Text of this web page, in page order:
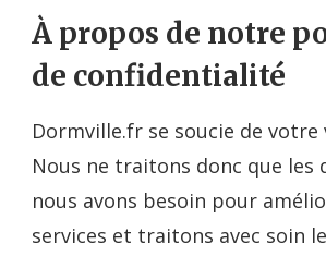
À propos de notre
de confidentialité
Dormville.fr se soucie de votre
Nous ne traitons donc que les
nous avons besoin pour
services et traitons avec soin